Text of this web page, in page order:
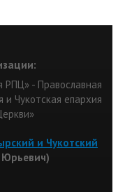
РПЦ» - Православная
и Чукотская епархия
и Чукотский
Юрьевич)